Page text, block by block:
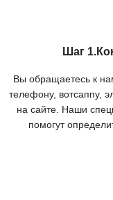
Шаг
Вы обращаетесь к
телефону, вотсаппу,
на сайте. Наши
помогут